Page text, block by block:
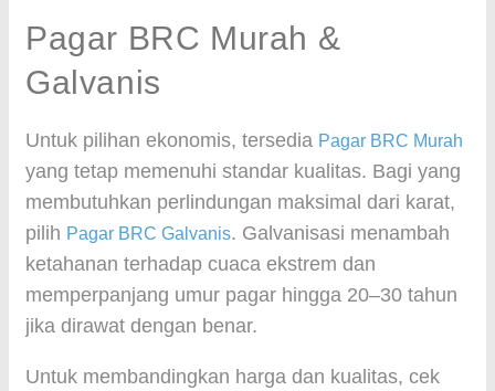
Pagar BRC Murah &
Galvanis
Untuk pilihan ekonomis, tersedia Pagar BRC Murah
yang tetap memenuhi standar kualitas. Bagi yang
membutuhkan perlindungan maksimal dari karat,
pilih Pagar BRC Galvanis. Galvanisasi menambah
ketahanan terhadap cuaca ekstrem dan
memperpanjang umur pagar hingga 20–30 tahun
jika dirawat dengan benar.
Untuk membandingkan harga dan kualitas, cek